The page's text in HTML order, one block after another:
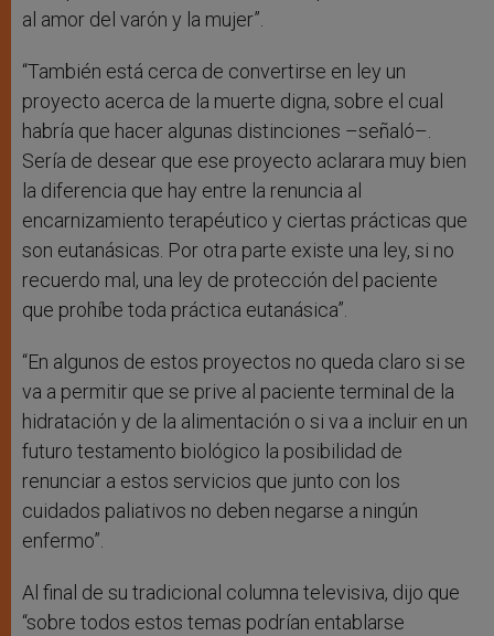
al amor del varón y la mujer”.
“También está cerca de convertirse en ley un
proyecto acerca de la muerte digna, sobre el cual
habría que hacer algunas distinciones –señaló–.
Sería de desear que ese proyecto aclarara muy bien
la diferencia que hay entre la renuncia al
encarnizamiento terapéutico y ciertas prácticas que
son eutanásicas. Por otra parte existe una ley, si no
recuerdo mal, una ley de protección del paciente
que prohíbe toda práctica eutanásica”.
“En algunos de estos proyectos no queda claro si se
va a permitir que se prive al paciente terminal de la
hidratación y de la alimentación o si va a incluir en un
futuro testamento biológico la posibilidad de
renunciar a estos servicios que junto con los
cuidados paliativos no deben negarse a ningún
enfermo”.
Al final de su tradicional columna televisiva, dijo que
“sobre todos estos temas podrían entablarse